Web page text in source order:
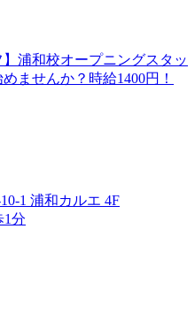
浦和校オープニングスタッ
ませんか？時給1400円！
1 浦和カルエ 4F
1分